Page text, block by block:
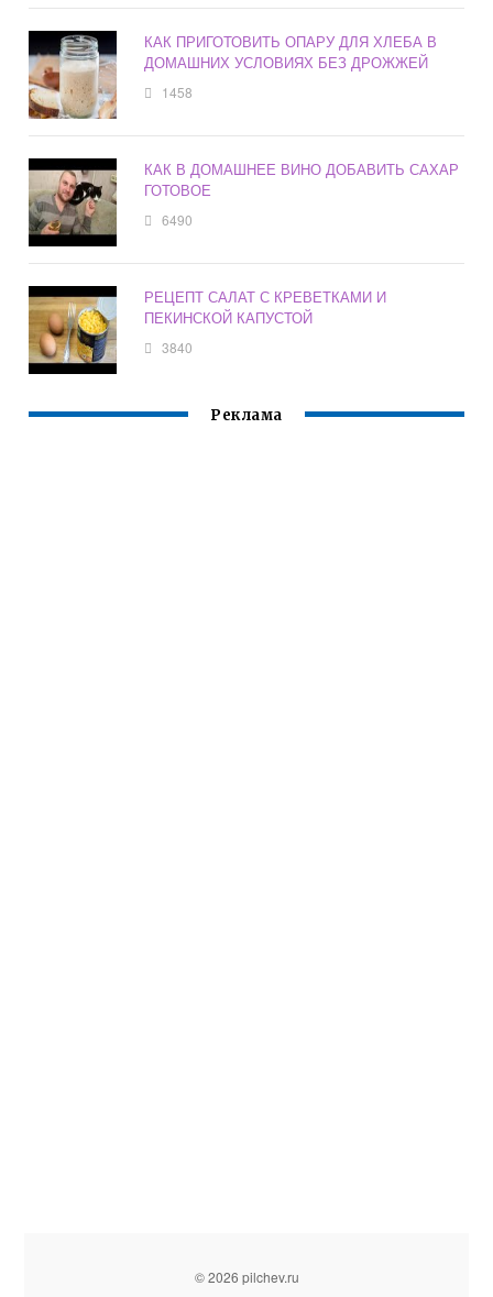
КАК ПРИГОТОВИТЬ ОПАРУ ДЛЯ ХЛЕБА В
ДОМАШНИХ УСЛОВИЯХ БЕЗ ДРОЖЖЕЙ
1458
КАК В ДОМАШНЕЕ ВИНО ДОБАВИТЬ САХАР
ГОТОВОЕ
6490
РЕЦЕПТ САЛАТ С КРЕВЕТКАМИ И
ПЕКИНСКОЙ КАПУСТОЙ
3840
Реклама
© 2026 pilchev.ru